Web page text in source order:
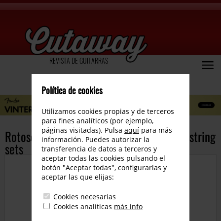
REVISTA DE GUITARRAS
Rotosounds launch Double Decker Rotos string
sets
Política de cookies
Utilizamos cookies propias y de terceros
para fines analíticos (por ejemplo,
páginas visitadas). Pulsa aquí para más
información. Puedes autorizar la
transferencia de datos a terceros y
aceptar todas las cookies pulsando el
botón "Aceptar todas", configurarlas y
aceptar las que elijas:
Cookies necesarias
Cookies analíticas más info